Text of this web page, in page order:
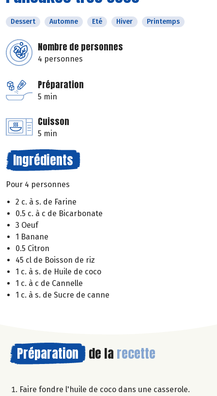
Dessert Automne Eté Hiver Printemps
Nombre de personnes
4 personnes
Préparation
5 min
Cuisson
5 min
Ingrédients
Pour 4 personnes
2 c. à s. de Farine
0.5 c. à c de Bicarbonate
3 Oeuf
1 Banane
0.5 Citron
45 cl de Boisson de riz
1 c. à s. de Huile de coco
1 c. à c de Cannelle
1 c. à s. de Sucre de canne
Préparation de la recette
Faire fondre l'huile de coco dans une casserole.